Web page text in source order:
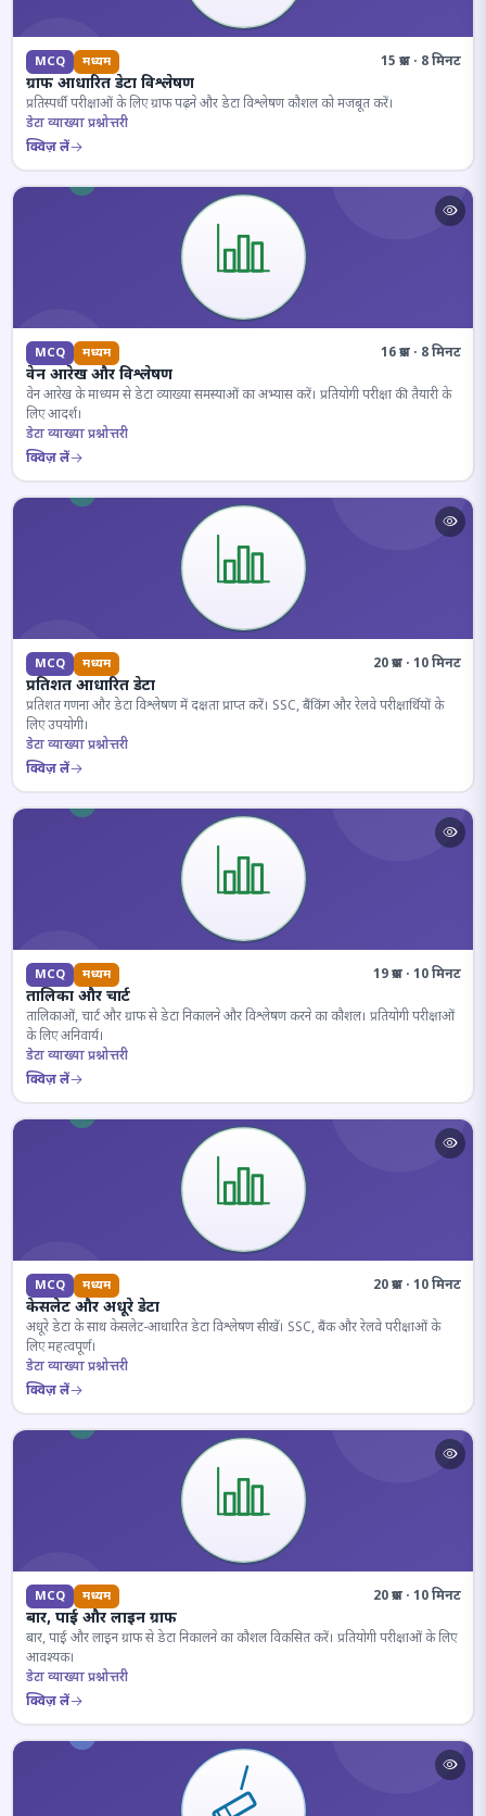
MCQ मध्यम 15 प्रश्न · 8 मिनट
ग्राफ आधारित डेटा विश्लेषण
प्रतिस्पर्धी परीक्षाओं के लिए ग्राफ पढ़ने और डेटा विश्लेषण कौशल को मजबूत करें।
डेटा व्याख्या प्रश्नोत्तरी
क्विज़ लें
MCQ मध्यम 16 प्रश्न · 8 मिनट
वेन आरेख और विश्लेषण
वेन आरेख के माध्यम से डेटा व्याख्या समस्याओं का अभ्यास करें। प्रतियोगी परीक्षा की तैयारी के
लिए आदर्श।
डेटा व्याख्या प्रश्नोत्तरी
क्विज़ लें
MCQ मध्यम 20 प्रश्न · 10 मिनट
प्रतिशत आधारित डेटा
प्रतिशत गणना और डेटा विश्लेषण में दक्षता प्राप्त करें। SSC, बैंकिंग और रेलवे परीक्षार्थियों के
लिए उपयोगी।
डेटा व्याख्या प्रश्नोत्तरी
क्विज़ लें
MCQ मध्यम 19 प्रश्न · 10 मिनट
तालिका और चार्ट
तालिकाओं, चार्ट और ग्राफ से डेटा निकालने और विश्लेषण करने का कौशल। प्रतियोगी परीक्षाओं
के लिए अनिवार्य।
डेटा व्याख्या प्रश्नोत्तरी
क्विज़ लें
MCQ मध्यम 20 प्रश्न · 10 मिनट
केसलेट और अधूरे डेटा
अधूरे डेटा के साथ केसलेट-आधारित डेटा विश्लेषण सीखें। SSC, बैंक और रेलवे परीक्षाओं के
लिए महत्वपूर्ण।
डेटा व्याख्या प्रश्नोत्तरी
क्विज़ लें
MCQ मध्यम 20 प्रश्न · 10 मिनट
बार, पाई और लाइन ग्राफ
बार, पाई और लाइन ग्राफ से डेटा निकालने का कौशल विकसित करें। प्रतियोगी परीक्षाओं के लिए
आवश्यक।
डेटा व्याख्या प्रश्नोत्तरी
क्विज़ लें